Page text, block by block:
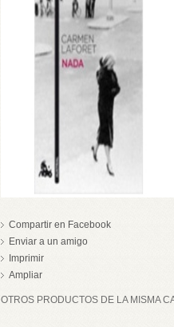
Compartir en Facebook
Enviar a un amigo
Imprimir
Ampliar
OTROS PRODUCTOS DE LA MISMA